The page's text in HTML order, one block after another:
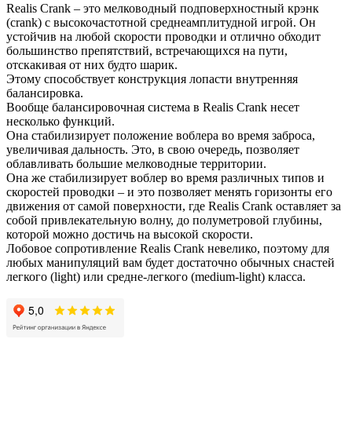
Realis Crank – это мелководный подповерхностный крэнк
(crank) с высокочастотной среднеамплитудной игрой. Он
устойчив на любой скорости проводки и отлично обходит
большинство препятствий, встречающихся на пути,
отскакивая от них будто шарик.
Этому способствует конструкция лопасти внутренняя
балансировка.
Вообще балансировочная система в Realis Crank несет
несколько функций.
Она стабилизирует положение воблера во время заброса,
увеличивая дальность. Это, в свою очередь, позволяет
облавливать большие мелководные территории.
Она же стабилизирует воблер во время различных типов и
скоростей проводки – и это позволяет менять горизонты его
движения от самой поверхности, где Realis Crank оставляет за
собой привлекательную волну, до полуметровой глубины,
которой можно достичь на высокой скорости.
Лобовое сопротивление Realis Crank невелико, поэтому для
любых манипуляций вам будет достаточно обычных снастей
легкого (light) или средне-легкого (medium-light) класса.